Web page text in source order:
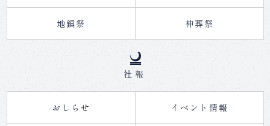
地鎮祭 神葬祭
社報
おしらせ イベント情報